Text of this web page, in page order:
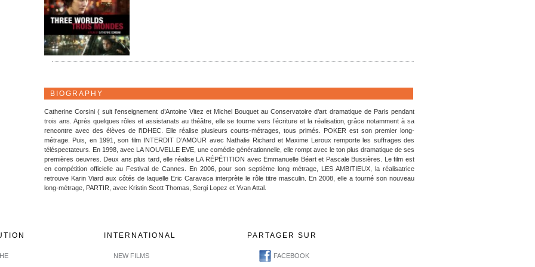
BIOGRAPHY
Catherine Corsini ( suit l’enseignement d’Antoine Vitez et Michel Bouquet au Conservatoire d’art dramatique de Paris pendant
trois ans. Après quelques rôles et assistanats au théâtre, elle se tourne vers l’écriture et la réalisation, grâce notamment à sa
rencontre avec des élèves de l’IDHEC. Elle réalise plusieurs courts-métrages, tous primés. POKER est son premier long-
métrage. Puis, en 1991, son film INTERDIT D’AMOUR avec Nathalie Richard et Maxime Leroux remporte les suffrages des
téléspectateurs. En 1998, avec LA NOUVELLE EVE, une comédie générationnelle, elle rompt avec le ton plus dramatique de ses
premières oeuvres. Deux ans plus tard, elle réalise LA RÉPÉTITION avec Emmanuelle Béart et Pascale Bussières. Le film est
en compétition officielle au Festival de Cannes. En 2006, pour son septième long métrage, LES AMBITIEUX, la réalisatrice
retrouve Karin Viard aux côtés de laquelle Eric Caravaca interprète le rôle titre masculin. En 2008, elle a tourné son nouveau
long-métrage, PARTIR, avec Kristin Scott Thomas, Sergi Lopez et Yvan Attal.
INTERNATIONAL
NEW FILMS
PARTAGER SUR
FACEBOOK